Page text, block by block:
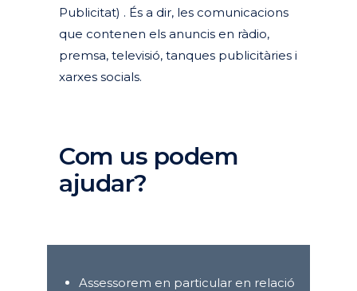
Publicitat) . És a dir, les comunicacions
que contenen els anuncis en ràdio,
premsa, televisió, tanques publicitàries i
xarxes socials.
Com us podem
ajudar?
Assessorem en particular en relació